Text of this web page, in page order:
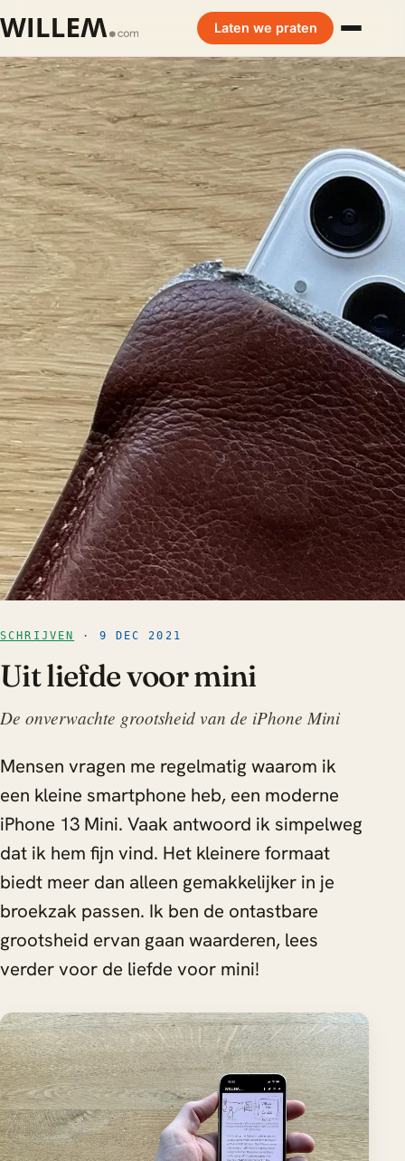
Laten we praten
SCHRIJVEN · 9 DEC 2021
Uit liefde voor mini
De onverwachte grootsheid van de iPhone Mini
Mensen vragen me regelmatig waarom ik
een kleine smartphone heb, een moderne
iPhone 13 Mini. Vaak antwoord ik simpelweg
dat ik hem fijn vind. Het kleinere formaat
biedt meer dan alleen gemakkelijker in je
broekzak passen. Ik ben de ontastbare
grootsheid ervan gaan waarderen, lees
verder voor de liefde voor mini!